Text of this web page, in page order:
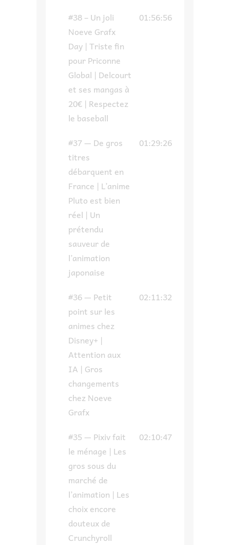
#38 – Un joli
Noeve Grafx
Day | Triste fin
pour Priconne
Global | Delcourt
et ses mangas à
20€ | Respectez
le baseball
01:56:56
#37 — De gros
titres
débarquent en
France | L’anime
Pluto est bien
réel | Un
prétendu
sauveur de
l’animation
japonaise
01:29:26
#36 — Petit
point sur les
animes chez
Disney+ |
Attention aux
IA | Gros
changements
chez Noeve
Grafx
02:11:32
#35 — Pixiv fait
le ménage | Les
gros sous du
marché de
l’animation | Les
choix encore
douteux de
Crunchyroll
02:10:47